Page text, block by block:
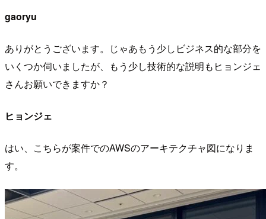
gaoryu
ありがとうございます。じゃあもう少しビジネス的な部分を
いくつか伺いましたが、もう少し技術的な説明もヒョンジェ
さんお願いできますか？
ヒョンジェ
はい、こちらが案件でのAWSのアーキテクチャ図になりま
す。